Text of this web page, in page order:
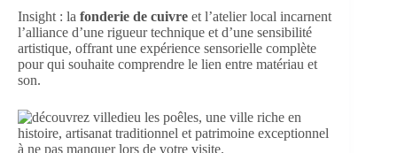
Insight : la fonderie de cuivre et l’atelier local incarnent
l’alliance d’une rigueur technique et d’une sensibilité
artistique, offrant une expérience sensorielle complète
pour qui souhaite comprendre le lien entre matériau et
son.